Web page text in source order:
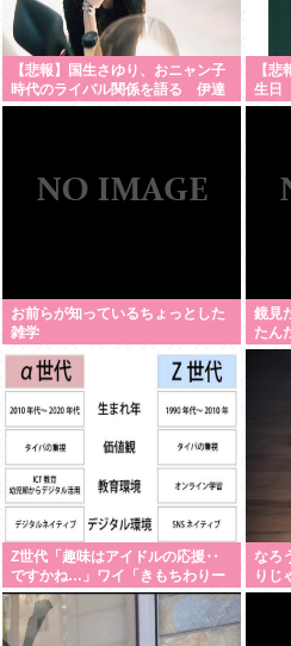
【悲報】国生さゆり、おニャン子
時代のライバル関係を語る 伊達
みきおが「たとえば誰です？」と
【
生日
ね」
お前らが知っているちょっとした
雑学
鏡見
たん
の ？
Z世代「趣味はアイドルの応援‥
ですかね…」ワイ「きもちわりー
www」
なろ
りじ